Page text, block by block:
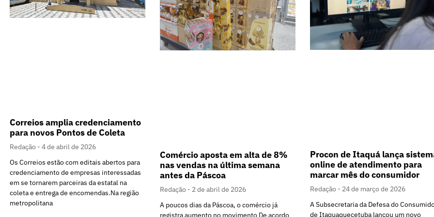
Correios amplia credenciamento
para novos Pontos de Coleta
Redação
4 de abril de 2026
Os Correios estão com editais abertos para
credenciamento de empresas interessadas
em se tornarem parceiras da estatal na
coleta e entrega de encomendas.Na região
metropolitana
Comércio aposta em alta de 8%
nas vendas na última semana
antes da Páscoa
Redação
2 de abril de 2026
A poucos dias da Páscoa, o comércio já
registra aumento no movimento De acordo
Procon de Itaquá lança
online de atendimento para
marcar mês do consumidor
Redação
24 de março de 2026
A Subsecretaria da Defesa do
de Itaquaquecetuba lançou um novo